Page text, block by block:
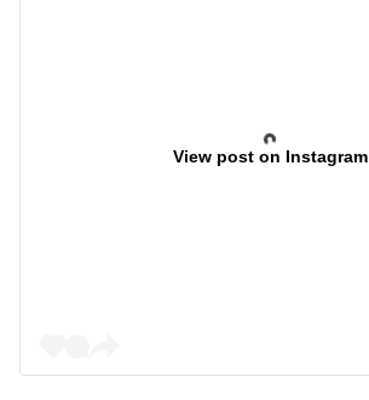
View post on Instagram